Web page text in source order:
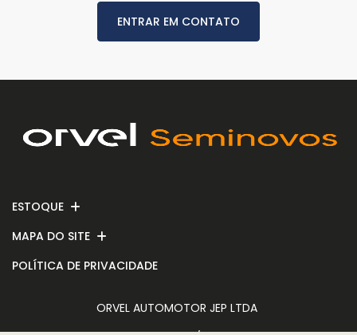
ENTRAR EM CONTATO
ESTOQUE
MAPA DO SITE
POLÍTICA DE PRIVACIDADE
ORVEL AUTOMOTOR JEP LTDA